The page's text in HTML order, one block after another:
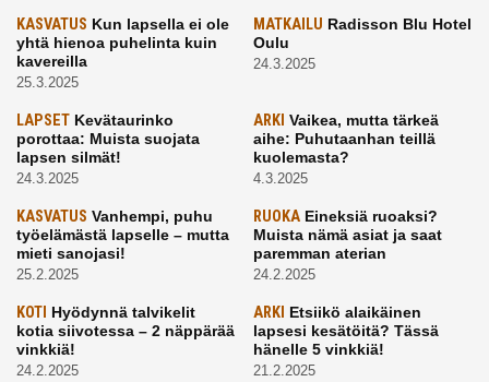
KASVATUS Kun lapsella ei ole
yhtä hienoa puhelinta kuin
kavereilla
25.3.2025
MATKAILU Radisson Blu Hotel
Oulu
24.3.2025
LAPSET Kevätaurinko
porottaa: Muista suojata
lapsen silmät!
24.3.2025
ARKI Vaikea, mutta tärkeä
aihe: Puhutaanhan teillä
kuolemasta?
4.3.2025
KASVATUS Vanhempi, puhu
työelämästä lapselle – mutta
mieti sanojasi!
25.2.2025
RUOKAEineksiä ruoaksi?
Muista nämä asiat ja saat
paremman aterian
24.2.2025
KOTI Hyödynnä talvikelit
kotia siivotessa – 2 näppärää
vinkkiä!
24.2.2025
ARKI Etsiikö alaikäinen
lapsesi kesätöitä? Tässä
hänelle 5 vinkkiä!
21.2.2025